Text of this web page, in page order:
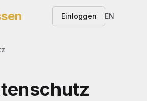
Einloggen EN